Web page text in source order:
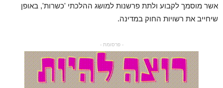
אשר מוסמך לקבוע ולתת פרשנות למושג ההלכתי 'כשרות', באופן
שיחייב את רשויות החוק במדינה.
- פרסומת -